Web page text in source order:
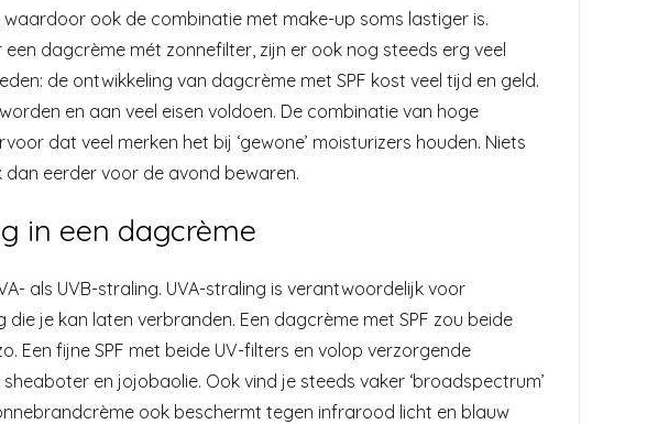
ook de combinatie met make-up soms lastiger is.
dagcrème mét zonnefilter, zijn er ook nog steeds erg veel
de ontwikkeling van dagcrème met SPF kost veel tijd en geld.
en aan veel eisen voldoen. De combinatie van hoge
dat veel merken het bij ‘gewone’ moisturizers houden. Niets
eerder voor de avond bewaren.
in een dagcrème
als UVB-straling. UVA-straling is verantwoordelijk voor
je kan laten verbranden. Een dagcrème met SPF zou beide
Een fijne SPF met beide UV-filters en volop verzorgende
sheaboter en jojobaolie. Ook vind je steeds vaker ‘broadspectrum’
ook beschermt tegen infrarood licht en blauw